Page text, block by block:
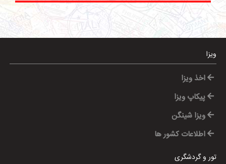
ویزا
اخذ ویزا
پیکاپ ویزا
ویزا شینگن
اطلاعات کشور ها
تور و گردشگری